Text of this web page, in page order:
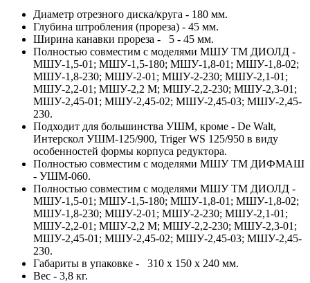
Диаметр отрезного диска/круга - 180 мм.
Глубина штробления (прореза) - 45 мм.
Ширина канавки прореза - 5 - 45 мм.
Полностью совместим с моделями МШУ ТМ ДИОЛД -
МШУ-1,5-01; МШУ-1,5-180; МШУ-1,8-01; МШУ-1,8-02;
МШУ-1,8-230; МШУ-2-01; МШУ-2-230; МШУ-2,1-01;
МШУ-2,2-01; МШУ-2,2 М; МШУ-2,2-230; МШУ-2,3-01;
МШУ-2,45-01; МШУ-2,45-02; МШУ-2,45-03; МШУ-2,45-
230.
Подходит для большинства УШМ, кроме - De Walt,
Интерскол УШМ-125/900, Triger WS 125/950 в виду
особенностей формы корпуса редуктора.
Полностью совместим с моделями МШУ ТМ ДИФМАШ
- УШМ-060.
Полностью совместим с моделями МШУ ТМ ДИОЛД -
МШУ-1,5-01; МШУ-1,5-180; МШУ-1,8-01; МШУ-1,8-02;
МШУ-1,8-230; МШУ-2-01; МШУ-2-230; МШУ-2,1-01;
МШУ-2,2-01; МШУ-2,2 М; МШУ-2,2-230; МШУ-2,3-01;
МШУ-2,45-01; МШУ-2,45-02; МШУ-2,45-03; МШУ-2,45-
230.
Габариты в упаковке - 310 x 150 x 240 мм.
Вес - 3,8 кг.